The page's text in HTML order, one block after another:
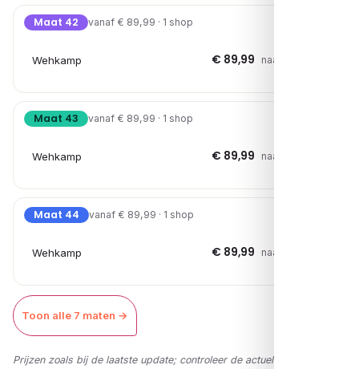
Maat 42 vanaf € 89,99 · 1 shop
Wehkamp € 89,99 naar shop →
Maat 43 vanaf € 89,99 · 1 shop
Wehkamp € 89,99 naar shop →
Maat 44 vanaf € 89,99 · 1 shop
Wehkamp € 89,99 naar shop →
Toon alle 7 maten →
Prijzen zoals bij de laatste update; controleer de actuele prijs in de